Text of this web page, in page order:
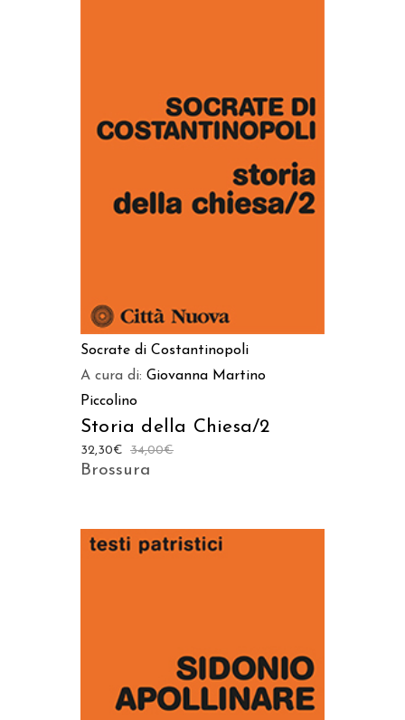
Socrate di Costantinopoli
A cura di: Giovanna Martino
Piccolino
Storia della Chiesa/2
34,00€
32,30€
Brossura
AGGIUNGI AL CARRELLO